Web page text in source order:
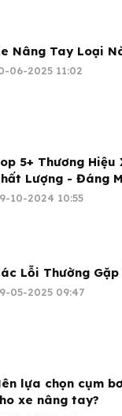
Nâng Tay Loại
06-2025 11:02
5+ Thương Hiệu
Lượng - Đáng
10-2024 10:55
Lỗi Thường
05-2025 09:47
lựa chọn cụm
xe nâng tay?